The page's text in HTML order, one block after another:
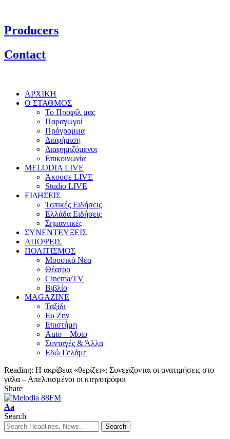
Producers
Contact
ΑΡΧΙΚΗ
Ο ΣΤΑΘΜΟΣ
Το Προφίλ μας
Παραγωγοί
Πρόγραμμα
Διαφήμιση
Διαφημιζόμενοι
Επικοινωνία
MELODIA LIVE
Άκουσε LIVE
Studio LIVE
ΕΙΔΗΣΕΙΣ
Τοπικές Ειδήσεις
Ελλάδα Ειδήσεις
Σημαντικές
ΣΥΝΕΝΤΕΥΞΕΙΣ
ΑΠΟΨΕΙΣ
ΠΟΛΙΤΙΣΜΟΣ
Μουσικά Νέα
Θέατρο
Cinema/TV
Βιβλίο
MAGAZINE
Ταξίδι
Ευ Ζην
Επιστήμη
Auto – Moto
Συνταγές & Άλλα
Εδώ Γελάμε
Reading: Η ακρίβεια «θερίζει»: Συνεχίζονται οι ανατιμήσεις στο
γάλα – Απελπισμένοι οι κτηνοτρόφοι
Share
Aa
Search